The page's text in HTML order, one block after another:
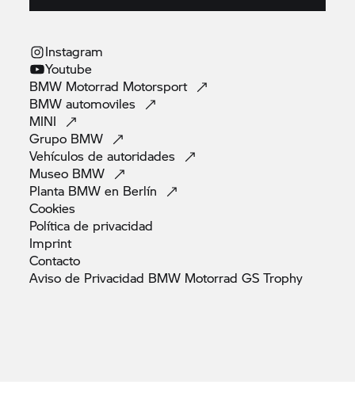
Instagram
Youtube
BMW Motorrad Motorsport
BMWautomoviles
MINI
Grupo BMW
Vehículos deautoridades
Museo BMW
Planta BMW en Berlín
Cookies
Política de privacidad
Imprint
Contacto
Aviso de Privacidad BMW Motorrad GSTrophy